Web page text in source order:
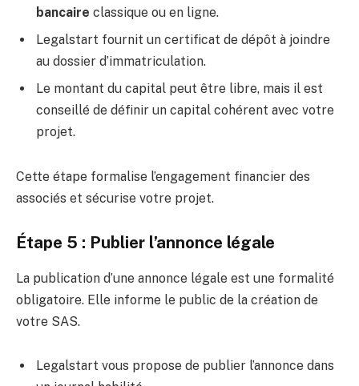
bancaire classique ou en ligne.
Legalstart fournit un certificat de dépôt à joindre
au dossier d’immatriculation.
Le montant du capital peut être libre, mais il est
conseillé de définir un capital cohérent avec votre
projet.
Cette étape formalise l’engagement financier des
associés et sécurise votre projet.
Étape 5 : Publier l’annonce légale
La publication d’une annonce légale est une formalité
obligatoire. Elle informe le public de la création de
votre SAS.
Legalstart vous propose de publier l’annonce dans